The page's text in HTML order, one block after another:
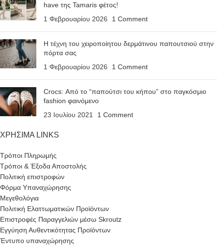
have της Tamaris φέτος!
1 Φεβρουαρίου 2026
1 Comment
Η τέχνη του χειροποίητου δερμάτινου παπουτσιού στην
πόρτα σας
1 Φεβρουαρίου 2026
1 Comment
Crocs: Από το “παπούτσι του κήπου” στο παγκόσμιο
fashion φαινόμενο
23 Ιουλίου 2021
1 Comment
ΧΡΗΣΙΜΑ LINKS
Τρόποι Πληρωμής
Τρόποι & Έξοδα Αποστολής
Πολιτική επιστροφών
Φόρμα Υπαναχώρησης
Μεγεθολόγια
Πολιτική Ελαττωματικών Προϊόντων
Επιστροφές Παραγγελιών μέσω Skroutz
Εγγύηση Αυθεντικότητας Προϊόντων
Έντυπο υπαναχώρησης